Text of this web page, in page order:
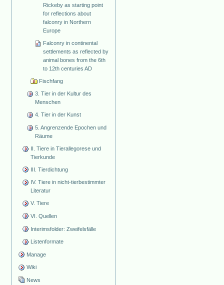
Rickeby as starting point
for reflections about
falconry in Northern
Europe
Falconry in continental
settlements as reflected by
animal bones from the 6th
to 12th centuries AD
Fischfang
3. Tier in der Kultur des
Menschen
4. Tier in der Kunst
5. Angrenzende Epochen und
Räume
II. Tiere in Tierallegorese und
Tierkunde
III. Tierdichtung
IV. Tiere in nicht-tierbestimmter
Literatur
V. Tiere
VI. Quellen
Interimsfolder: Zweifelsfälle
Listenformate
Manage
Wiki
News